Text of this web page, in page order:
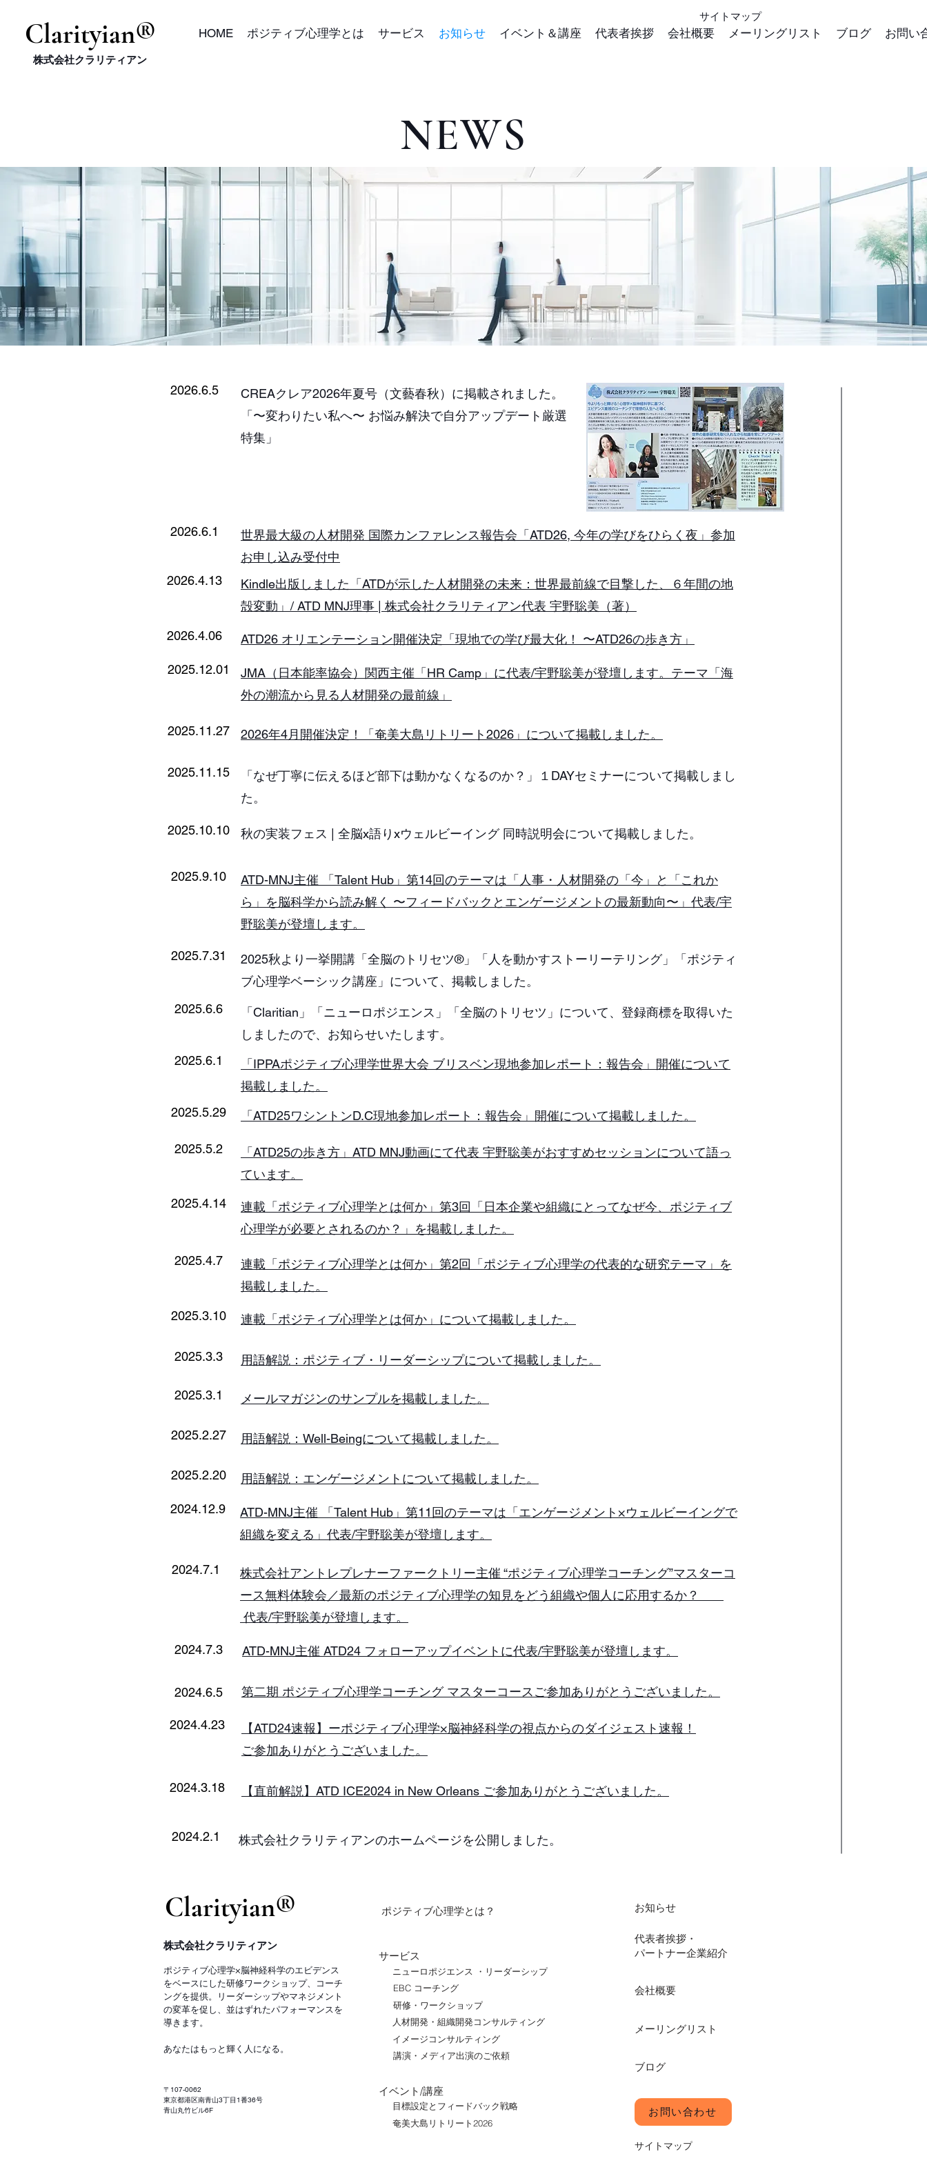
​Clarityian®
株式会社クラリティアン
HOME ポジティブ心理学とは サービス お知らせ イベント＆講座 代表者挨拶 会社概要 メーリングリスト ブログ お問い
サイトマップ
​NEWS
CREA​クレア2026年夏号（文藝春秋）に掲載されました。
「〜変わりたい私へ〜 お悩み解決で自分アップデート厳選
特集」
2026.6.1
​世界最大級の人材開発 国際カンファレンス報告会「ATD26, 今年の学びをひらく夜」参加
お申し込み受付中
2026.4.13
Kindle​出版しました「ATDが示した人材開発の未来：世界最前線で目撃した、６年間の地
殻変動」/ ATD MNJ理事 | 株式会社クラリティアン代表 宇野聡美（著）
2026.4.06 ATD26​ オリエンテーション開催決定「現地での学び最大化！ 〜ATD26の歩き方」
2025.12.01
​JMA（日本能率協会）関西主催「HR Camp」に代表/宇野聡美が登壇します。テーマ「海
外の潮流から見る人材開発の最前線」
2025.11.27 ​2026年4月開催決定！「奄美大島リトリート2026」について掲載しました。
2025.11.15
​「なぜ丁寧に伝えるほど部下は動かなくなるのか？」１DAYセミナーについて掲載しまし
た。
2025.10.10 ​秋の実装フェス | 全脳x語りxウェルビーイング 同時説明会について掲載しました。
2025.9.10
ATD-MNJ主催 「Talent Hub」第14回のテーマは「人事・人材開発の「今」と「これか
ら」を脳科学から読み解く 〜フィードバックとエンゲージメントの最新動向〜」代表/宇
野聡美が登壇します。
2025.7.31
2025秋より一挙開講「全脳のトリセツ®」「人を動かすストーリーテリング」「ポジティ
ブ心理学ベーシック講座」について、掲載しました。
2025.6.6
「Claritian」「ニューロポジエンス」「全脳のトリセツ」について、登録商標を取得いた
しましたので、お知らせいたします。
2025.6.1
「IPPAポジティブ心理学世界大会 ブリスベン現地参加レポート：報告会」開催について
掲載しました。
2025.5.29
「ATD25ワシントンD.C現地参加レポート：報告会」開催について掲載しました。
2025.5.2
「ATD25の歩き方」ATD MNJ動画にて代表 宇野聡美がおすすめセッションについて語っ
ています。
2025.4.14
連載「ポジティブ心理学とは何か」第3回「​日本企業や組織にとってなぜ今、ポジティブ
心理学が必要とされるのか？」を掲載しました。
2025.4.7
連載「ポジティブ心理学とは何か」第2回「ポジティブ心理学の代表的な研究テーマ」を
掲載しました。
2025.3.10 連載「ポジティブ心理学とは何か」について掲載しました。
2025.3.3 ​用語解説：ポジティブ・リーダーシップについて掲載しました。
2025.3.1 ​メールマガジンのサンプルを掲載しました。
2025.2.27 ​用語解説：Well-Beingについて掲載しました。
2025.2.20 ​用語解説：エンゲージメントについて掲載しました。
2024.12.9
ATD-MNJ主催 「Talent Hub」第11回のテーマは「エンゲージメント×ウェルビーイングで
組織を変える」代表/宇野聡美が登壇します。
2024.7.1
株式会社アントレプレナーファークトリー主催 “ポジティブ心理学コーチング”マスターコ
ース無料体験会／最新のポジティブ心理学の知見をどう組織や個人に応用するか？
代表/宇野聡美が登壇します。
2024.7.3
2024.6.5
2024.4.23
ATD-MNJ主催 ATD24 フォローアップイベントに代表/宇野聡美が登壇します。
【ATD24速報】ーポジティブ心理学×脳神経科学の視点からのダイジェスト速報！
​ご参加ありがとうございました。
第二期 ポジティブ心理学コーチング マスターコースご参加ありがとうございました。
2024.3.18 【直前解説】ATD ICE2024 in New Orleans ご参加ありがとうございました。
2024.2.1 株式会社クラリティアンのホームページを公開しました。
2026.6.5
​Clarityian®
株式会社クラリティアン
ポジティブ心理学×脳神経科学のエビデンス
をベースにした研修ワークショップ、コーチ
ングを提供。リーダーシップやマネジメント
の変革を促し、並はずれたパフォーマンスを
導きます。
あなたはもっと輝く人になる。
〒107-0062
東京都港区南青山3丁目1番36号
青山丸竹ビル6F
ポジティブ心理学とは？
サービス
ニューロポジエンス ・リーダーシップ
EBC コーチング
研修・ワークショップ
人材開発・組織開発コンサルティング
イメージコンサルティング
講演・メディア出演のご依頼
イベント/講座
目標設定とフィードバック戦略
奄美大島リトリート2026
お知らせ
代表者挨拶・
パートナー企業紹介
会社概要
メーリングリスト
ブログ
お問い合わせ
サイトマップ